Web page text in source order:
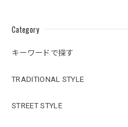
Category
キーワードで探す
TRADITIONAL STYLE
STREET STYLE